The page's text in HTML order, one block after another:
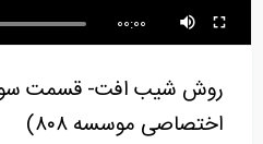
99:19
دوم مقررات ملی...
5:06 00:00
روش شیب افت- قسمت سوم
اختصاصی موسسه ۸۰۸)